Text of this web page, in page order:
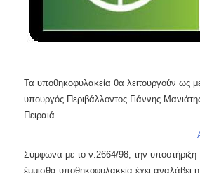
Τα υποθηκοφυλακεία θα λειτουργούν ως
υπουργός Περιβάλλοντος Γιάννης
Πειραιά.
Σύμφωνα με το ν.2664/98, την υποστήριξη
έμμισθα υποθηκοφυλακεία έχει